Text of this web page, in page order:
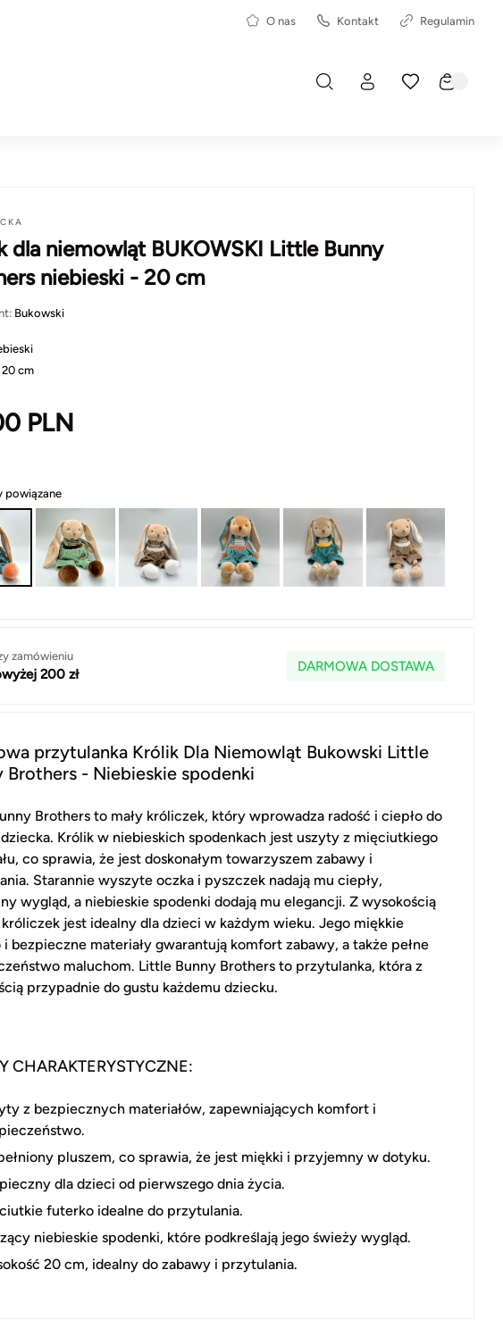
O nas Kontakt Regulamin
dla niemowląt BUKOWSKI Little Bunny
niebieski - 20 cm
Bukowski
20 cm
PLN
powiązane
zamówieniu
200 zł
DARMOWA DOSTAWA
przytulanka Królik Dla Niemowląt Bukowski Little
Brothers - Niebieskie spodenki
Brothers to mały króliczek, który wprowadza radość i ciepło do
Królik w niebieskich spodenkach jest uszyty z mięciutkiego
co sprawia, że jest doskonałym towarzyszem zabawy i
Starannie wyszyte oczka i pyszczek nadają mu ciepły,
wygląd, a niebieskie spodenki dodają mu elegancji. Z wysokością
jest idealny dla dzieci w każdym wieku. Jego miękkie
bezpieczne materiały gwarantują komfort zabawy, a także pełne
maluchom. Little Bunny Brothers to przytulanka, która z
przypadnie do gustu każdemu dziecku.
CHARAKTERYSTYCZNE:
z bezpiecznych materiałów, zapewniających komfort i
pluszem, co sprawia, że jest miękki i przyjemny w dotyku.
dla dzieci od pierwszego dnia życia.
futerko idealne do przytulania.
niebieskie spodenki, które podkreślają jego świeży wygląd.
20 cm, idealny do zabawy i przytulania.